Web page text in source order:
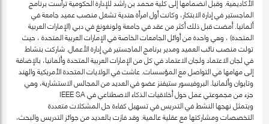
الماجستير في إدارة الابتكار، وكانت أول امرأة هندية تشغل منصب عميد جامعة في
ألمانيا. أمضت قبل ذلك أكثر من عقد في جامعة ولونغونغ في دبي (الإمارات العربية
المتحدة) ، وهي واحدة من أوائل الجامعات الخاصة في الإمارات العربية المتحدة ، حيث
تولت منصب نائب العميد ومدير برنامج الماجستير في إدارة الأعمال. شاركت بنشاط
في لجان الاعتماد ولجان الاعتماد في كل من الإمارات العربية المتحدة وألمانيا، بالإضافة
إلى مهامها في التواصل مع المؤسسات. عاشت في الولايات المتحدة الأمريكية والهند
وتايوان وألمانيا. البروفيسور ستيفنز عضو في العديد من المجالس الاستشارية، وهي
جزء من مجموعتي عمل حول أخلاقيات الذكاء الاصطناعي في IEEE SA
ويتمثل نهجها النشط في التدريس في تسهيل كفاءة حل المشكلات متعددة
التخصصات ومشاركتها مع عقلية عالمية. وقد فازت بالعديد من جوائز التدريس والبحث،